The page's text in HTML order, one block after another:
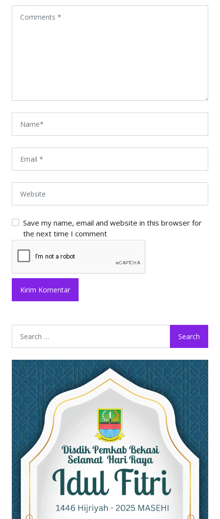
Save my name, email and website in this browser for
the next time I comment